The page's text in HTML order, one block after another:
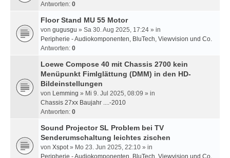
Antworten: 0
Floor Stand MU 55 Motor
von gugusgu » Sa 30. Aug 2025, 17:24 » in
Peripherie - Audiokomponenten, BluTech, Viewvision und Co.
Antworten: 0
Loewe Compose 40 mit Chassis 2700 kein
Menüpunkt Fimlglättung (DMM) in den HD-
Bildeinstellungen
von Lemming » Mi 9. Jul 2025, 08:09 » in
Chassis 27xx Baujahr ....-2010
Antworten: 0
Sound Projector SL Problem bei TV
Senderumschaltung leichtes zischen
von Xspot» Mo 23. Jun 2025, 22:10 » in
Peripherie - Audiokomponenten, BluTech, Viewvision und Co.